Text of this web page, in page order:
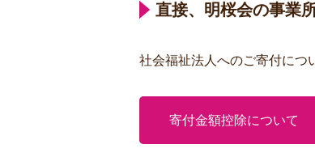
直接、明桜会の事業
社会福祉法人へのご寄付につ
寄付金額控除について